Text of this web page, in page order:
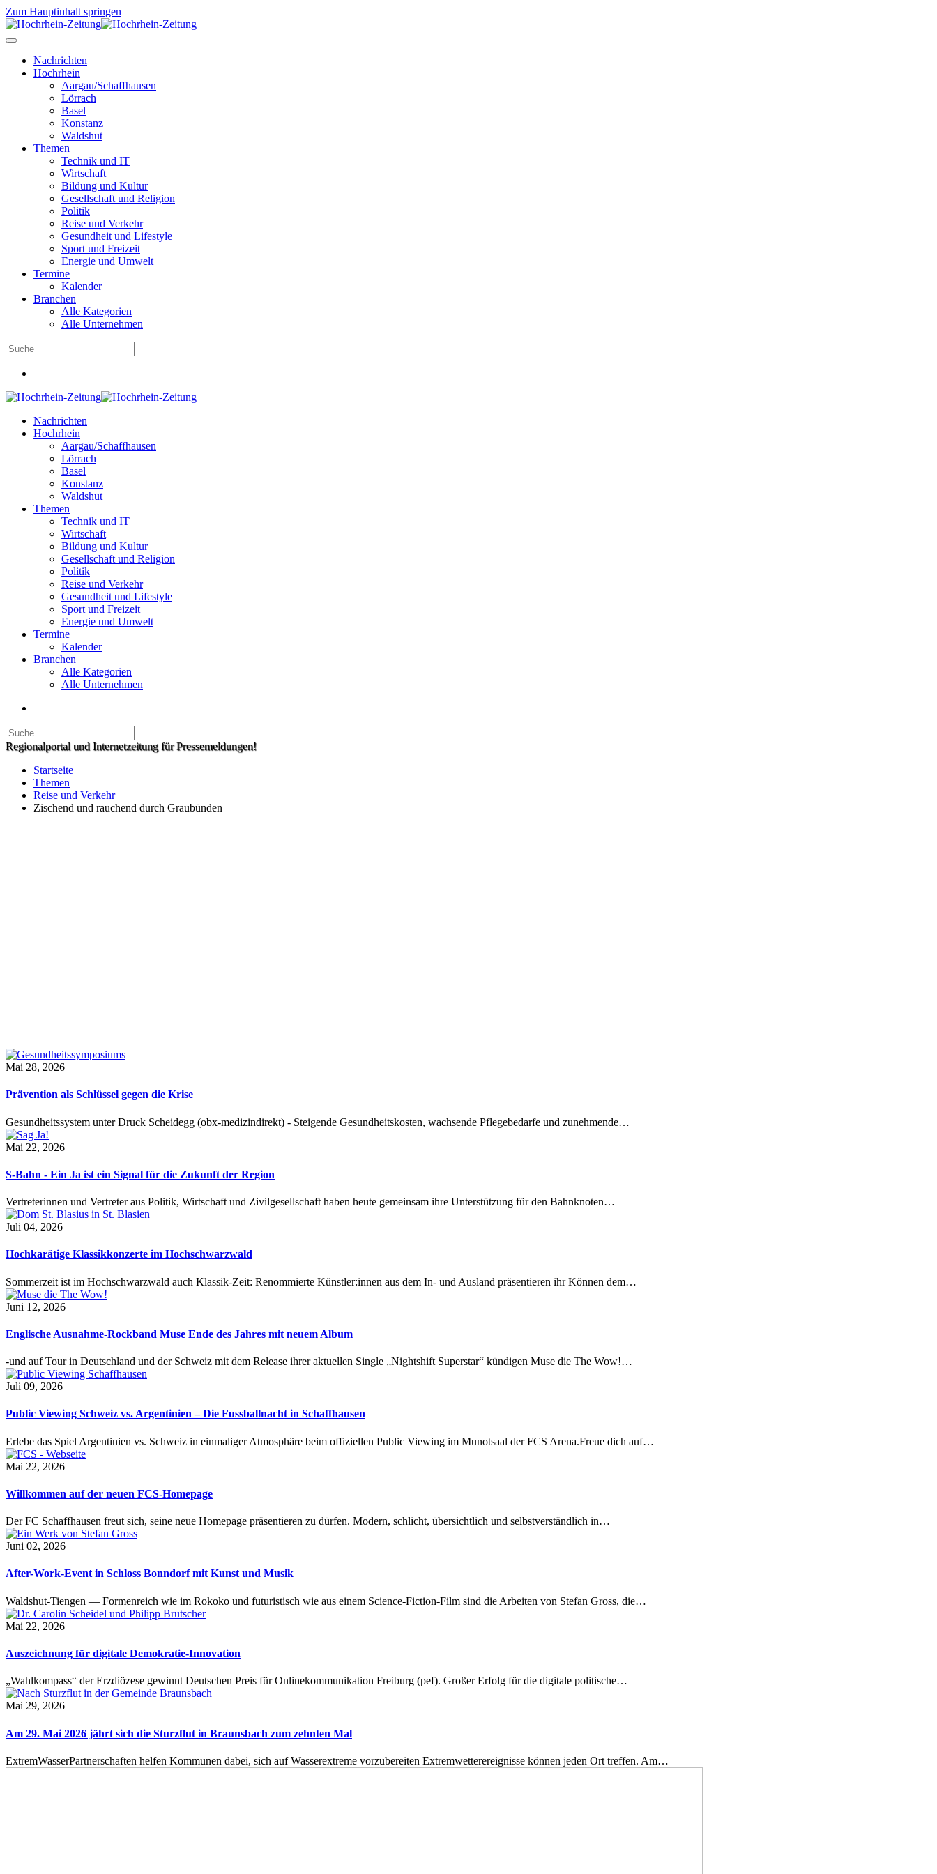
Zum Hauptinhalt springen
Nachrichten
Hochrhein
Aargau/Schaffhausen
Lörrach
Basel
Konstanz
Waldshut
Themen
Technik und IT
Wirtschaft
Bildung und Kultur
Gesellschaft und Religion
Politik
Reise und Verkehr
Gesundheit und Lifestyle
Sport und Freizeit
Energie und Umwelt
Termine
Kalender
Branchen
Alle Kategorien
Alle Unternehmen
Nachrichten
Hochrhein
Aargau/Schaffhausen
Lörrach
Basel
Konstanz
Waldshut
Themen
Technik und IT
Wirtschaft
Bildung und Kultur
Gesellschaft und Religion
Politik
Reise und Verkehr
Gesundheit und Lifestyle
Sport und Freizeit
Energie und Umwelt
Termine
Kalender
Branchen
Alle Kategorien
Alle Unternehmen
Regionalportal und Internetzeitung für Pressemeldungen!
Startseite
Themen
Reise und Verkehr
Zischend und rauchend durch Graubünden
Mai 28, 2026
Prävention als Schlüssel gegen die Krise
Gesundheitssystem unter Druck Scheidegg (obx-medizindirekt) - Steigende Gesundheitskosten, wachsende Pflegebedarfe und zunehmende…
Mai 22, 2026
S-Bahn - Ein Ja ist ein Signal für die Zukunft der Region
Vertreterinnen und Vertreter aus Politik, Wirtschaft und Zivilgesellschaft haben heute gemeinsam ihre Unterstützung für den Bahnknoten…
Juli 04, 2026
Hochkarätige Klassikkonzerte im Hochschwarzwald
Sommerzeit ist im Hochschwarzwald auch Klassik-Zeit: Renommierte Künstler:innen aus dem In- und Ausland präsentieren ihr Können dem…
Juni 12, 2026
Englische Ausnahme-Rockband Muse Ende des Jahres mit neuem Album
-und auf Tour in Deutschland und der Schweiz mit dem Release ihrer aktuellen Single „Nightshift Superstar“ kündigen Muse die The Wow!…
Juli 09, 2026
Public Viewing Schweiz vs. Argentinien – Die Fussballnacht in Schaffhausen
Erlebe das Spiel Argentinien vs. Schweiz in einmaliger Atmosphäre beim offiziellen Public Viewing im Munotsaal der FCS Arena.Freue dich auf…
Mai 22, 2026
Willkommen auf der neuen FCS-Homepage
Der FC Schaffhausen freut sich, seine neue Homepage präsentieren zu dürfen. Modern, schlicht, übersichtlich und selbstverständlich in…
Juni 02, 2026
After-Work-Event in Schloss Bonndorf mit Kunst und Musik
Waldshut-Tiengen — Formenreich wie im Rokoko und futuristisch wie aus einem Science-Fiction-Film sind die Arbeiten von Stefan Gross, die…
Mai 22, 2026
Auszeichnung für digitale Demokratie-Innovation
„Wahlkompass“ der Erzdiözese gewinnt Deutschen Preis für Onlinekommunikation Freiburg (pef). Großer Erfolg für die digitale politische…
Mai 29, 2026
Am 29. Mai 2026 jährt sich die Sturzflut in Braunsbach zum zehnten Mal
ExtremWasserPartnerschaften helfen Kommunen dabei, sich auf Wasserextreme vorzubereiten Extremwetterereignisse können jeden Ort treffen. Am…